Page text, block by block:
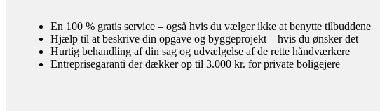
En 100 % gratis service – også hvis du vælger ikke at benytte tilbuddene
Hjælp til at beskrive din opgave og byggeprojekt – hvis du ønsker det
Hurtig behandling af din sag og udvælgelse af de rette håndværkere
Entreprisegaranti der dækker op til 3.000 kr. for private boligejere